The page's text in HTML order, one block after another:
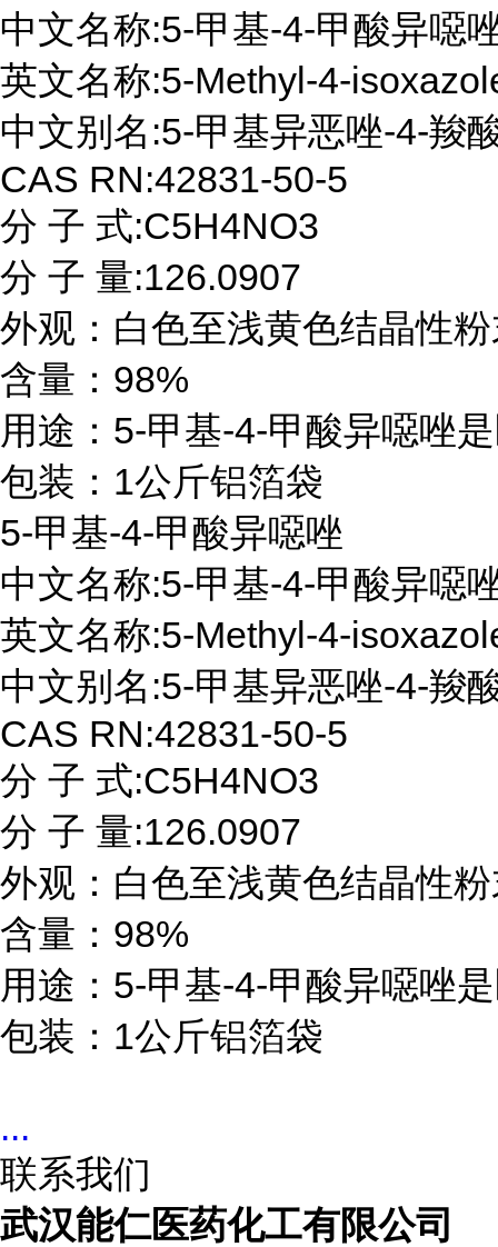
中文名称:5-甲基-4-甲酸异噁
英文名称:5-Methyl-4-
中文别名:5-甲基异恶唑-4-羧
CAS RN:42831-50-5
分 子 式:C5H4NO3
分 子 量:126.0907
外观：白色至浅黄色结晶性
含量：98%
用途：5-甲基-4-甲酸异噁唑
包装：1公斤铝箔袋
5-甲基-4-甲酸异噁唑
中文名称:5-甲基-4-甲酸异噁
英文名称:5-Methyl-4-
中文别名:5-甲基异恶唑-4-羧
CAS RN:42831-50-5
分 子 式:C5H4NO3
分 子 量:126.0907
外观：白色至浅黄色结晶性
含量：98%
用途：5-甲基-4-甲酸异噁唑
包装：1公斤铝箔袋
...
联系我们
武汉能仁医药化工有限公司